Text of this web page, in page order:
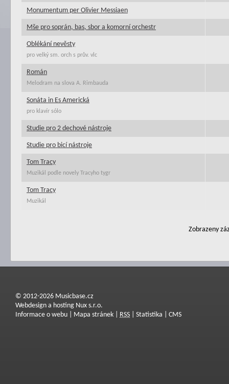
Monumentum per Olivier Messiaen
Mše pro soprán, bas, sbor a komorní orchestr
Oblékání nevěsty
pro velký sm. orch s prův. vlc
Román
Melodram na slova A. Rimbauda
Sonáta in Es Americká
pro klavír sólo
Studie pro 2 dechové nástroje
Studie pro bicí nástroje
Tom Tracy
Muzikál podle novely Tracyho tygr
Tom Tracy
Muzikál
Zobrazeny
© 2012-2026 Musicbase.cz
Webdesign a hosting Nux s.r.o.
Informace o webu
Mapa stránek RSS Statistika CMS